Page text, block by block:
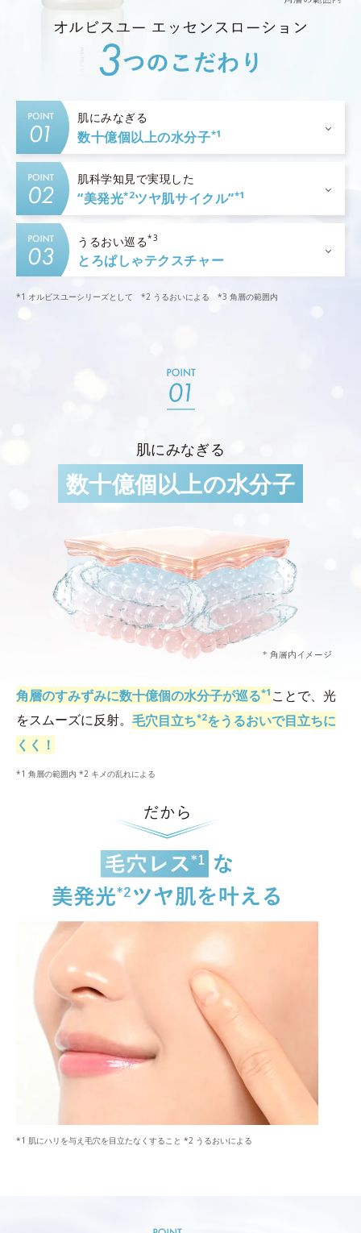
肌にみなぎる
数十億個以上の水分子*1
肌科学知見で実現した
“美発光*2ツヤ肌サイクル”*1
うるおい巡る*3
とろぱしゃテクスチャー
*1 オルビスユーシリーズとして *2 うるおいによる *3 角層の範囲内
肌にみなぎる
数十億個以上の水分子
角層のすみずみに数十億個の水分子が巡る*1 ことで、光
をスムーズに反射。 毛穴目立ち*2をうるおいで目立ちに
くく！
*1 角層の範囲内 *2 キメの乱れによる
*1 肌にハリを与え毛穴を目立たなくすること *2 うるおいによる